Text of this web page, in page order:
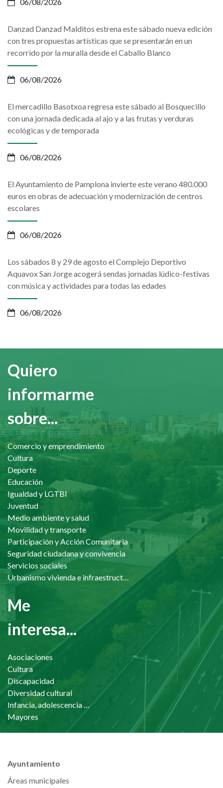
Danzad Danzad Malditos estrena este sábado nueva edición
con tres propuestas artísticas que se presentarán en un
recorrido por la muralla desde el Caballo Blanco
06/08/2026
El mercadillo Basotxoa regresa este sábado al Bosquecillo
con una jornada dedicada al ajo y a las frutas y verduras
ecológicas y de temporada
06/08/2026
El Ayuntamiento de Pamplona invierte este verano 480.000
euros en obras de adecuación y modernización de centros
escolares
06/08/2026
Los sábados 8 y 29 de agosto el Complejo Deportivo
Aquavox San Jorge acogerá sendas jornadas lúdico-festivas
con música y actividades para todas las edades
06/08/2026
Quiero
informarme
sobre...
Comercio y emprendimiento
Cultura
Deporte
Educación
Igualdad y LGTBI
Juventud
Medio ambiente y salud
Movilidad y transporte
Participación y Acción Comunitaria
Seguridad ciudadana y convivencia
Servicios sociales
Urbanismo vivienda e infraestructuras
Me
interesa...
Asociaciones
Cultura
Discapacidad
Diversidad cultural
Infancia, adolescencia y familia
Mayores
Ayuntamiento
Áreas municipales